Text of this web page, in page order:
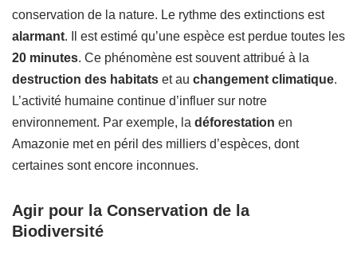
conservation de la nature. Le rythme des extinctions est
alarmant. Il est estimé qu’une espèce est perdue toutes les
20 minutes. Ce phénomène est souvent attribué à la
destruction des habitats et au changement climatique.
L’activité humaine continue d’influer sur notre
environnement. Par exemple, la déforestation en
Amazonie met en péril des milliers d’espèces, dont
certaines sont encore inconnues.
Agir pour la Conservation de la
Biodiversité